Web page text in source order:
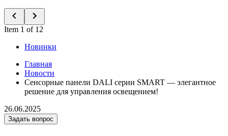
Item 1 of 12
Новинки
Главная
Новости
Сенсорные панели DALI серии SMART — элегантное
решение для управления освещением!
26.06.2025
Задать вопрос